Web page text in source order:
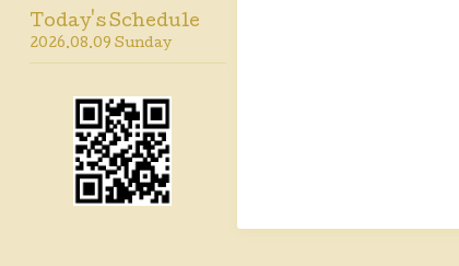
Today's Schedule
2026.08.09 Sunday